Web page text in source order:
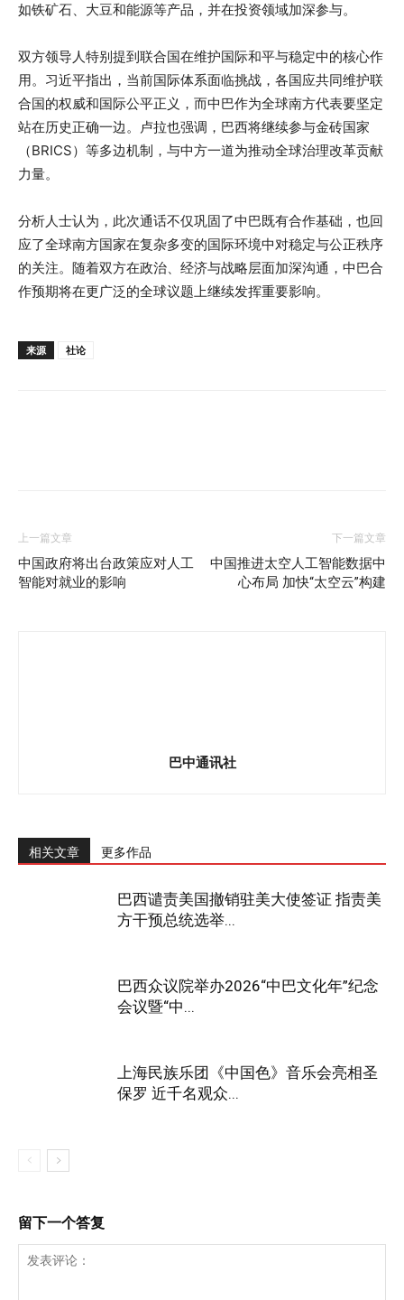
如铁矿石、大豆和能源等产品，并在投资领域加深参与。
双方领导人特别提到联合国在维护国际和平与稳定中的核心作
用。习近平指出，当前国际体系面临挑战，各国应共同维护联
合国的权威和国际公平正义，而中巴作为全球南方代表要坚定
站在历史正确一边。卢拉也强调，巴西将继续参与金砖国家
（BRICS）等多边机制，与中方一道为推动全球治理改革贡献
力量。
分析人士认为，此次通话不仅巩固了中巴既有合作基础，也回
应了全球南方国家在复杂多变的国际环境中对稳定与公正秩序
的关注。随着双方在政治、经济与战略层面加深沟通，中巴合
作预期将在更广泛的全球议题上继续发挥重要影响。
来源 社论
上一篇文章
中国政府将出台政策应对人工
智能对就业的影响
下一篇文章
中国推进太空人工智能数据中
心布局 加快“太空云”构建
巴中通讯社
相关文章 更多作品
巴西谴责美国撤销驻美大使签证 指责美
方干预总统选举...
巴西众议院举办2026“中巴文化年”纪念
会议暨“中...
上海民族乐团《中国色》音乐会亮相圣
保罗 近千名观众...
留下一个答复